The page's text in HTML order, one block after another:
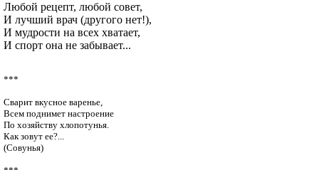
Любой рецепт, любой совет,
И лучший врач (другого нет!),
И мудрости на всех хватает,
И спорт она не забывает...
***
Сварит вкусное варенье,
Всем поднимет настроение
По хозяйству хлопотунья.
Как зовут ее?...
(Совунья)